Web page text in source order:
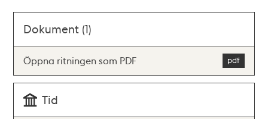
Dokument (1)
Öppna ritningen som PDF
Tid